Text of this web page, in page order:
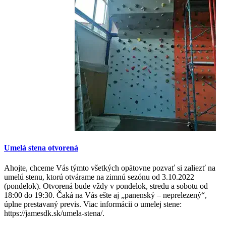
Umelá stena otvorená
Ahojte, chceme Vás týmto všetkých opätovne pozvať si zaliezť na
umelú stenu, ktorú otvárame na zimnú sezónu od 3.10.2022
(pondelok). Otvorená bude vždy v pondelok, stredu a sobotu od
18:00 do 19:30. Čaká na Vás ešte aj „panenský – neprelezený“,
úplne prestavaný previs. Viac informácii o umelej stene:
https://jamesdk.sk/umela-stena/.